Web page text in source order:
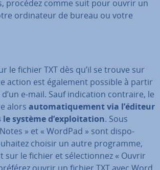
procédez comme suit pour ouvrir un
or­di­na­teur de bureau ou votre
le fichier TXT dès qu’il se trouve sur
action est également possible à partir
e-mail. Sauf in­di­ca­tion contraire, le
alors au­to­ma­ti­que­ment via l’éditeur
système d’ex­ploi­ta­tion. Sous
» et « WordPad » sont dis­po­
choisir un autre programme,
sur le fichier et sé­lec­tion­nez « Ouvrir